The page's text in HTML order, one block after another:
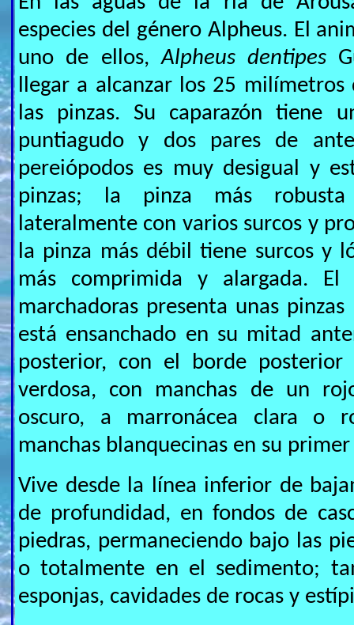
especies del género Alpheus. El
uno de ellos,Alpheus dentipes
llegar a alcanzar los 25
las pinzas. Su caparazón tiene
puntiagudo y dos pares de
pereiópodos es muy desigual y
pinzas; la pinza más
lateralmente con varios surcos y
la pinza más débil tiene surcos y
más comprimida y alargada.
marchadoras presenta unas
está ensanchado en su mitad
posterior, con el borde posterior
verdosa, con manchas de un
oscuro, a marronácea clara o
manchas blanquecinas en su
Vive desde la línea inferior de
de profundidad, en fondos de
piedras, permaneciendo bajo las
o totalmente en el sedimento;
esponjas, cavidades de rocas y